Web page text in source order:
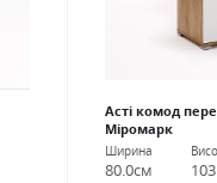
Асті комод
Міромарк
Ширина
80.0см